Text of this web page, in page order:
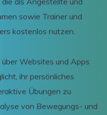
sowie Trainer und
kostenlos nutzen.
Websites und Apps
ihr persönliches
Übungen zu
von Bewegungs- und